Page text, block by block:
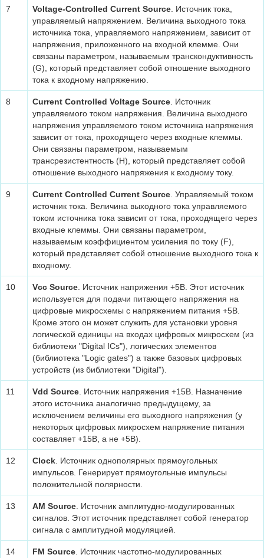
7 Voltage-Controlled Current Source . Источник тока,
управляемый напряжением. Величина выходного тока
источника тока, управляемого напряжением, зависит от
напряжения, приложенного на входной клемме. Они
связаны параметром, называемым транскондуктивность
(G), который представляет собой отношение выходного
тока к входному напряжению.
8 Current Controlled Voltage Source . Источник
управляемого током напряжения. Величина выходного
напряжения управляемого током источника напряжения
зависит от тока, проходящего через входные клеммы.
Они связаны параметром, называемым
трансрезистентность (H), который представляет собой
отношение выходного напряжения к входному току.
9 Current Controlled Current Source . Управляемый током
источник тока. Величина выходного тока управляемого
током источника тока зависит от тока, проходящего через
входные клеммы. Они связаны параметром,
называемым коэффициентом усиления по току (F),
который представляет собой отношение выходного тока к
входному.
10 Vcc Source . Источник напряжения +5В. Этот источник
используется для подачи питающего напряжения на
цифровые микросхемы с напряжением питания +5В.
Кроме этого он может служить для установки уровня
логической единицы на входах цифровых микросхем (из
библиотеки "Digital ICs"), логических элементов
(библиотека "Logic gates") а также базовых цифровых
устройств (из библиотеки "Digital").
11 Vdd Source . Источник напряжения +15В. Назначение
этого источника аналогично предыдущему, за
исключением величины его выходного напряжения (у
некоторых цифровых микросхем напряжение питания
составляет +15В, а не +5В).
12 Clock . Источник однополярных прямоугольных
импульсов. Генерирует прямоугольные импульсы
положительной полярности.
13 AM Source . Источник амплитудно-модулированных
сигналов. Этот источник представляет собой генератор
сигнала с амплитудной модуляцией.
14 FM Source . Источник частотно-модулированных